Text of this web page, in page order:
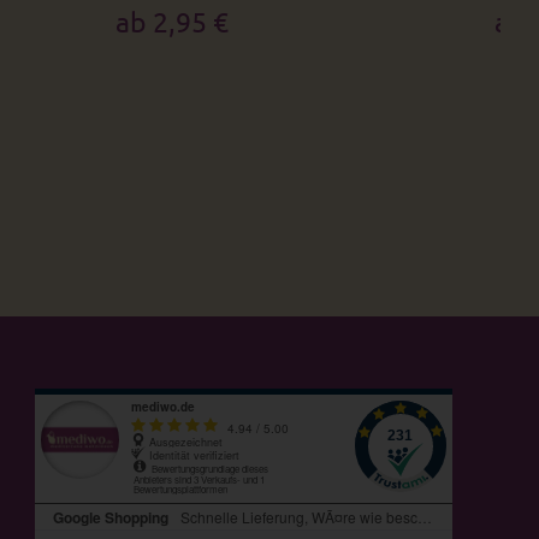
ab 2,95 € ab